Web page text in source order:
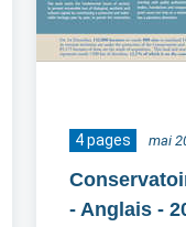
4 pages mai
- Anglais -